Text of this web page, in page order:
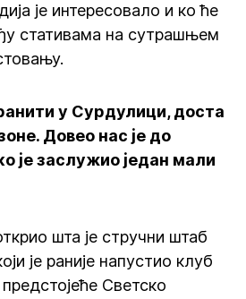
је интересовало и ко ће
стативама на сутрашњем
у Сурдулици, доста
Довео нас је до
је заслужио један мали
шта је стручни штаб
је раније напустио клуб
Светско